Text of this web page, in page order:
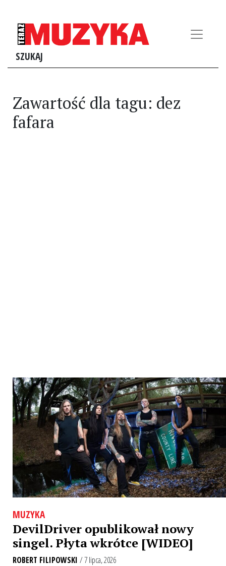
SZUKAJ
Zawartość dla tagu: dez
fafara
MUZYKA
DevilDriver opublikował nowy
singel. Płyta wkrótce [WIDEO]
ROBERT FILIPOWSKI / 7 lipca, 2026